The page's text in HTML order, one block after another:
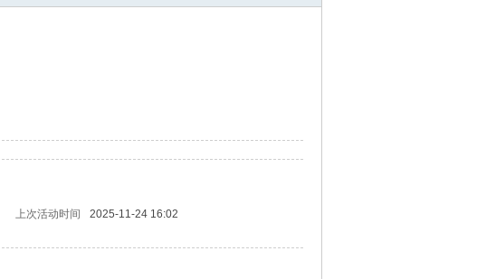
上次活动时间
2025-11-24 16:02